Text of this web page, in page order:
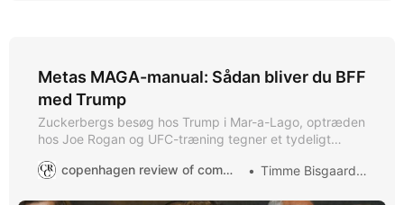
Metas MAGA-manual: Sådan bliver du BFF
med Trump
Zuckerbergs besøg hos Trump i Mar-a-Lago, optræden
hos Joe Rogan og UFC-træning tegner et tydeligt
virksomhed og tech broligark vinde Donald Trumps
copenhagen review of communication Timme Bisgaard Munk